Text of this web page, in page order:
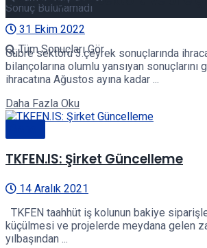
Sonuç Bulunamadı
Tüm Sonuçları Gör
31 Ekim 2022
Gübre sektörü 3.çeyrek sonuçlarında
bilançolarına olumlu yansıyan sonuçlarını
ihracatına Ağustos ayına kadar ...
Daha Fazla Oku
TKFEN.IS: Şirket Güncelleme
14 Aralık 2021
TKFEN taahhüt iş kolunun bakiye
küçülmesi ve projelerde meydana gelen
yılbaşından ...